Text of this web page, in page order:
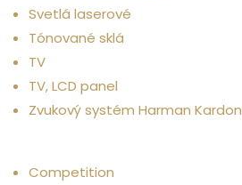
Svetlá laserové
Tónované sklá
TV
TV, LCD panel
Zvukový systém Harman Kardon
Competition